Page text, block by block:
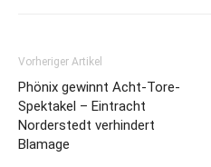
Vorheriger Artikel
Phönix gewinnt Acht-Tore-
Spektakel – Eintracht
Norderstedt verhindert
Blamage